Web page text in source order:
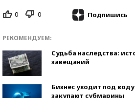
0 0 Подпишись
РЕКОМЕНДУЕМ:
Судьба наследства:
завещаний
Бизнес уходит под
закупают субмарины